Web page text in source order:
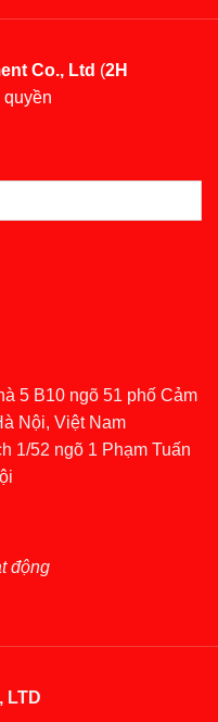
Co., Ltd (2H
5 B10 ngõ 51 phố Cảm
Nội, Việt Nam
1/52 ngõ 1 Phạm Tuấn
động
LTD